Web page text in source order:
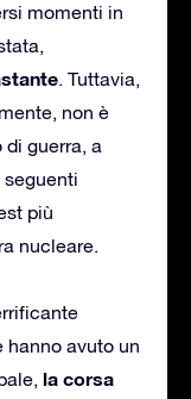
momenti in
. Tuttavia,
non è
guerra, a
seguenti
più
nucleare.
hanno avuto un
la corsa